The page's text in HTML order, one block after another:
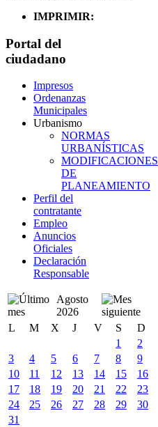
IMPRIMIR:
Portal del
ciudadano
Impresos
Ordenanzas
Municipales
Urbanismo
NORMAS
URBANÍSTICAS
MODIFICACIONES
DE
PLANEAMIENTO
Perfil del
contratante
Empleo
Anuncios
Oficiales
Declaración
Responsable
Agosto
2026
L
M X J V S
D
1
2
3
4 5 6 7 8
9
10
11 12 13 14 15
16
17
18 19 20 21 22
23
24
25 26 27 28 29
30
31